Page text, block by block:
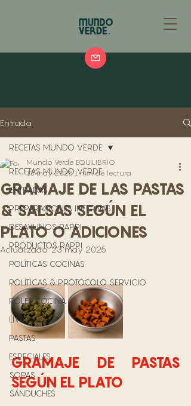
Entrada
RECETAS MUNDO VERDE
ENTRADAS
PREPARACIONES INTERNAS
DESAYUNOS RAPPI
PRODUCTOS RAPPI
POLÍTICAS COCINAS
POLÍTICAS & PROTOCOLO SERVICIO
ROLES COCINA
LIVIANOS
PASTAS
ESPECIALES
SOPAS
SÁNDUCHES
RECETAS MUNDO VERDE
GRAMAJE DE LAS PASTAS
& SALSAS SEGÚN EL
PLATO O ADICIONES
Mundo Verde EQUILIBRIO
13 may 2025 1 min de lectura
Actualizado:23 may 2025
GRAMAJE DE PASTAS
SEGÚN EL PLATO